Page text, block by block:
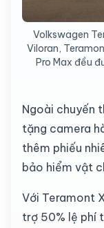
Volkswagen
Viloran,
Pro Max đều
Ngoài chuyến
tặng camera
thêm phiếu
bảo hiểm vật
Với Teramont
trợ 50% lệ phí